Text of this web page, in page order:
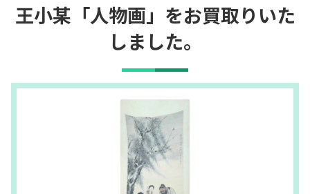
王小某「人物画」をお買取りいた
しました。